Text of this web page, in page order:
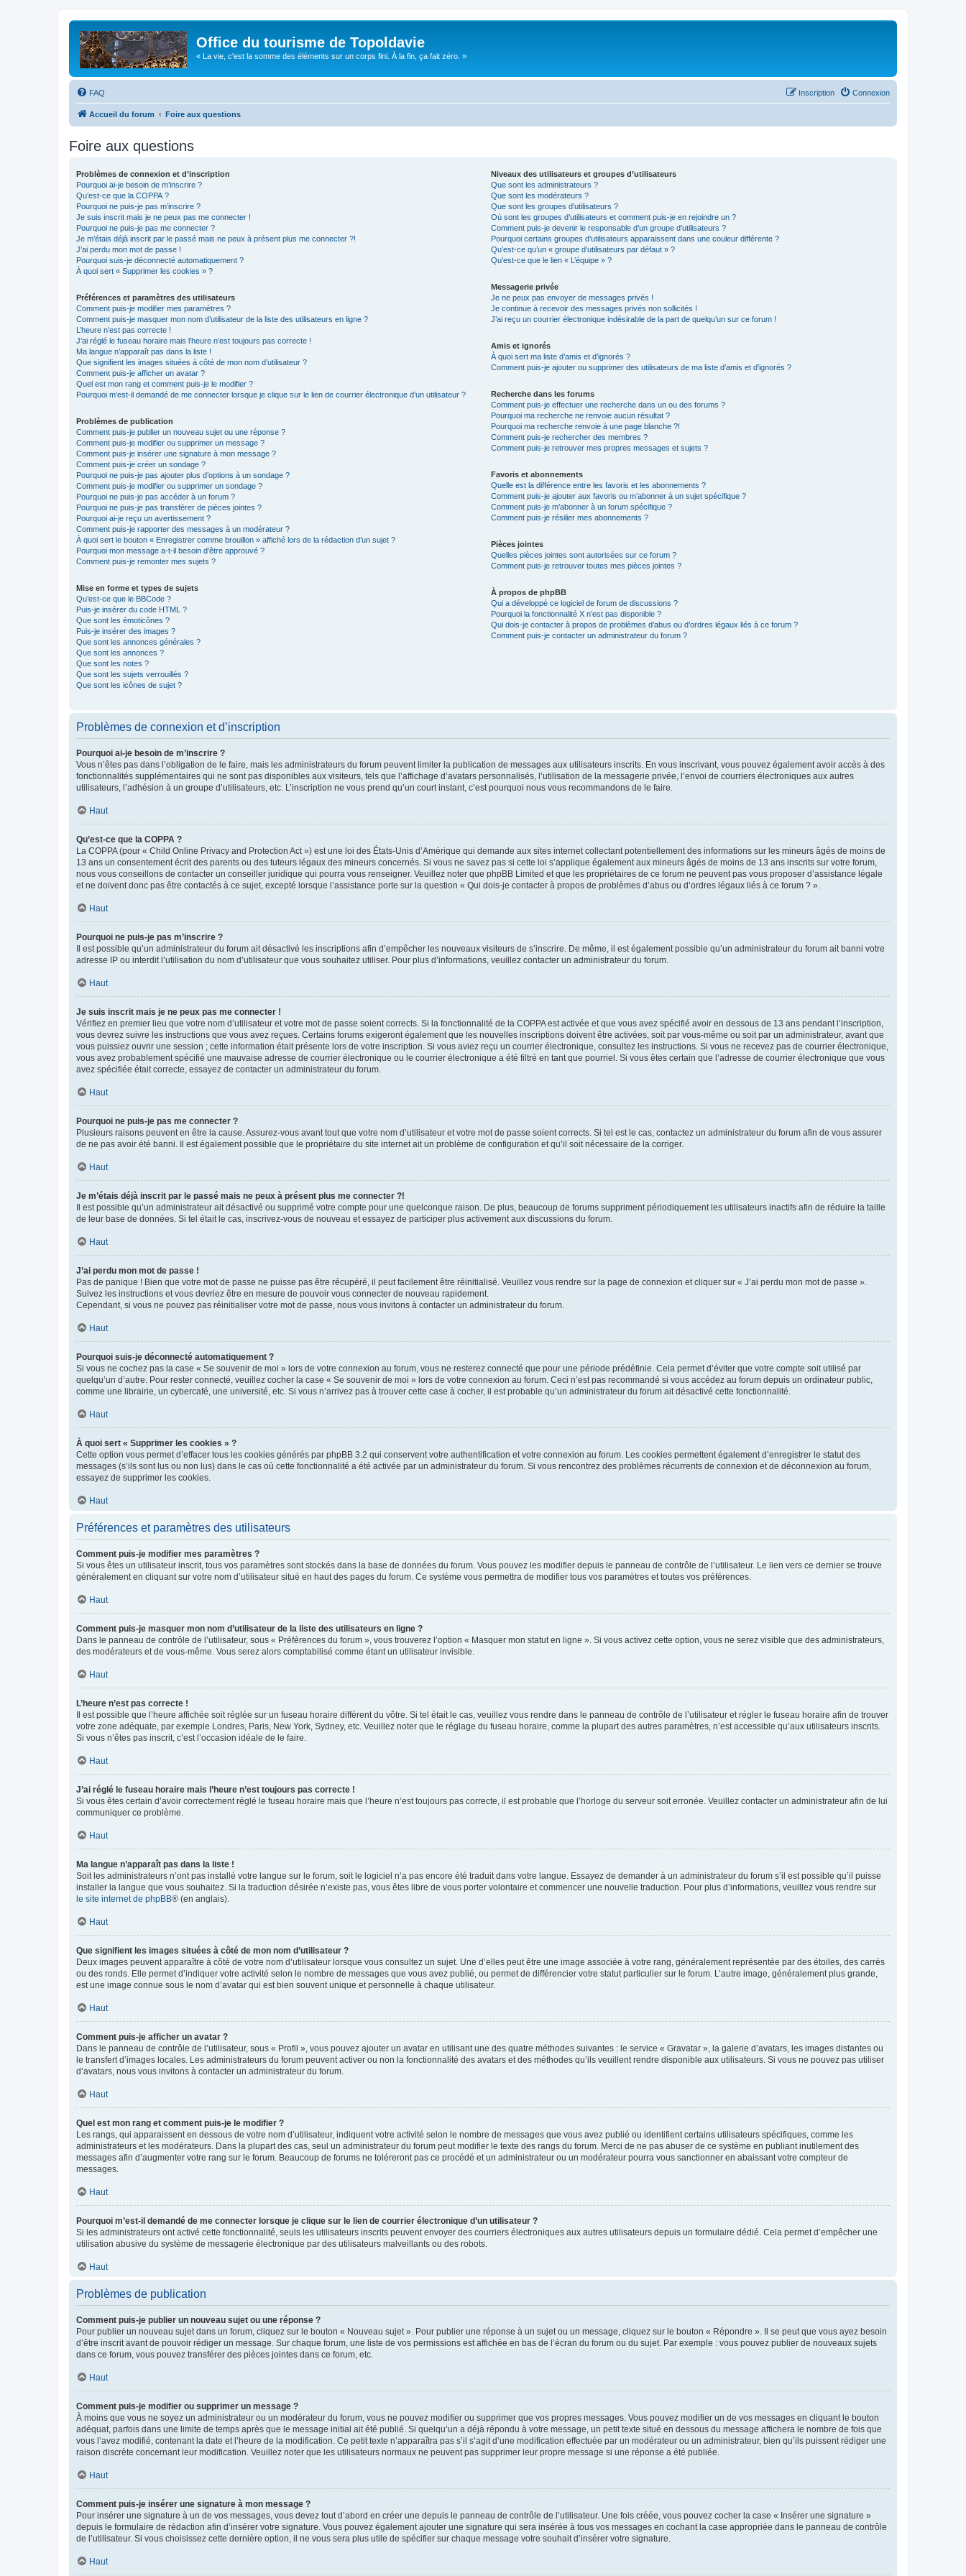
Office du tourisme de Topoldavie
« La vie, c'est la somme des éléments sur un corps fini. À la fin, ça fait zéro. »
FAQ Connexion
Inscription
Accueil du forum Foire aux questions
Foire aux questions
Problèmes de connexion et d’inscription
Pourquoi ai-je besoin de m’inscrire ?
Qu’est-ce que la COPPA ?
Pourquoi ne puis-je pas m’inscrire ?
Je suis inscrit mais je ne peux pas me connecter !
Pourquoi ne puis-je pas me connecter ?
Je m’étais déjà inscrit par le passé mais ne peux à présent plus me connecter ?!
J’ai perdu mon mot de passe !
Pourquoi suis-je déconnecté automatiquement ?
À quoi sert « Supprimer les cookies » ?
Préférences et paramètres des utilisateurs
Comment puis-je modifier mes paramètres ?
Comment puis-je masquer mon nom d’utilisateur de la liste des utilisateurs en ligne ?
L’heure n’est pas correcte !
J’ai réglé le fuseau horaire mais l’heure n’est toujours pas correcte !
Ma langue n’apparaît pas dans la liste !
Que signifient les images situées à côté de mon nom d’utilisateur ?
Comment puis-je afficher un avatar ?
Quel est mon rang et comment puis-je le modifier ?
Pourquoi m’est-il demandé de me connecter lorsque je clique sur le lien de courrier électronique d’un utilisateur ?
Problèmes de publication
Comment puis-je publier un nouveau sujet ou une réponse ?
Comment puis-je modifier ou supprimer un message ?
Comment puis-je insérer une signature à mon message ?
Comment puis-je créer un sondage ?
Pourquoi ne puis-je pas ajouter plus d’options à un sondage ?
Comment puis-je modifier ou supprimer un sondage ?
Pourquoi ne puis-je pas accéder à un forum ?
Pourquoi ne puis-je pas transférer de pièces jointes ?
Pourquoi ai-je reçu un avertissement ?
Comment puis-je rapporter des messages à un modérateur ?
À quoi sert le bouton « Enregistrer comme brouillon » affiché lors de la rédaction d’un sujet ?
Pourquoi mon message a-t-il besoin d’être approuvé ?
Comment puis-je remonter mes sujets ?
Mise en forme et types de sujets
Qu’est-ce que le BBCode ?
Puis-je insérer du code HTML ?
Que sont les émoticônes ?
Puis-je insérer des images ?
Que sont les annonces générales ?
Que sont les annonces ?
Que sont les notes ?
Que sont les sujets verrouillés ?
Que sont les icônes de sujet ?
Niveaux des utilisateurs et groupes d’utilisateurs
Que sont les administrateurs ?
Que sont les modérateurs ?
Que sont les groupes d’utilisateurs ?
Où sont les groupes d’utilisateurs et comment puis-je en rejoindre un ?
Comment puis-je devenir le responsable d’un groupe d’utilisateurs ?
Pourquoi certains groupes d’utilisateurs apparaissent dans une couleur différente ?
Qu’est-ce qu’un « groupe d’utilisateurs par défaut » ?
Qu’est-ce que le lien « L’équipe » ?
Messagerie privée
Je ne peux pas envoyer de messages privés !
Je continue à recevoir des messages privés non sollicités !
J’ai reçu un courrier électronique indésirable de la part de quelqu’un sur ce forum !
Amis et ignorés
À quoi sert ma liste d’amis et d’ignorés ?
Comment puis-je ajouter ou supprimer des utilisateurs de ma liste d’amis et d’ignorés ?
Recherche dans les forums
Comment puis-je effectuer une recherche dans un ou des forums ?
Pourquoi ma recherche ne renvoie aucun résultat ?
Pourquoi ma recherche renvoie à une page blanche ?!
Comment puis-je rechercher des membres ?
Comment puis-je retrouver mes propres messages et sujets ?
Favoris et abonnements
Quelle est la différence entre les favoris et les abonnements ?
Comment puis-je ajouter aux favoris ou m’abonner à un sujet spécifique ?
Comment puis-je m’abonner à un forum spécifique ?
Comment puis-je résilier mes abonnements ?
Pièces jointes
Quelles pièces jointes sont autorisées sur ce forum ?
Comment puis-je retrouver toutes mes pièces jointes ?
À propos de phpBB
Qui a développé ce logiciel de forum de discussions ?
Pourquoi la fonctionnalité X n’est pas disponible ?
Qui dois-je contacter à propos de problèmes d’abus ou d’ordres légaux liés à ce forum ?
Comment puis-je contacter un administrateur du forum ?
Problèmes de connexion et d’inscription
Pourquoi ai-je besoin de m’inscrire ?
Vous n’êtes pas dans l’obligation de le faire, mais les administrateurs du forum peuvent limiter la publication de messages aux utilisateurs inscrits. En vous inscrivant, vous pouvez également avoir accès à des
fonctionnalités supplémentaires qui ne sont pas disponibles aux visiteurs, tels que l’affichage d’avatars personnalisés, l’utilisation de la messagerie privée, l’envoi de courriers électroniques aux autres
utilisateurs, l’adhésion à un groupe d’utilisateurs, etc. L’inscription ne vous prend qu’un court instant, c’est pourquoi nous vous recommandons de le faire.
Haut
Qu’est-ce que la COPPA ?
La COPPA (pour « Child Online Privacy and Protection Act ») est une loi des États-Unis d’Amérique qui demande aux sites internet collectant potentiellement des informations sur les mineurs âgés de moins de
13 ans un consentement écrit des parents ou des tuteurs légaux des mineurs concernés. Si vous ne savez pas si cette loi s’applique également aux mineurs âgés de moins de 13 ans inscrits sur votre forum,
nous vous conseillons de contacter un conseiller juridique qui pourra vous renseigner. Veuillez noter que phpBB Limited et que les propriétaires de ce forum ne peuvent pas vous proposer d’assistance légale
et ne doivent donc pas être contactés à ce sujet, excepté lorsque l’assistance porte sur la question « Qui dois-je contacter à propos de problèmes d’abus ou d’ordres légaux liés à ce forum ? ».
Haut
Pourquoi ne puis-je pas m’inscrire ?
Il est possible qu’un administrateur du forum ait désactivé les inscriptions afin d’empêcher les nouveaux visiteurs de s’inscrire. De même, il est également possible qu’un administrateur du forum ait banni votre
adresse IP ou interdit l’utilisation du nom d’utilisateur que vous souhaitez utiliser. Pour plus d’informations, veuillez contacter un administrateur du forum.
Haut
Je suis inscrit mais je ne peux pas me connecter !
Vérifiez en premier lieu que votre nom d’utilisateur et votre mot de passe soient corrects. Si la fonctionnalité de la COPPA est activée et que vous avez spécifié avoir en dessous de 13 ans pendant l’inscription,
vous devrez suivre les instructions que vous avez reçues. Certains forums exigeront également que les nouvelles inscriptions doivent être activées, soit par vous-même ou soit par un administrateur, avant que
vous puissiez ouvrir une session ; cette information était présente lors de votre inscription. Si vous aviez reçu un courrier électronique, consultez les instructions. Si vous ne recevez pas de courrier électronique,
vous avez probablement spécifié une mauvaise adresse de courrier électronique ou le courrier électronique a été filtré en tant que pourriel. Si vous êtes certain que l’adresse de courrier électronique que vous
avez spécifiée était correcte, essayez de contacter un administrateur du forum.
Haut
Pourquoi ne puis-je pas me connecter ?
Plusieurs raisons peuvent en être la cause. Assurez-vous avant tout que votre nom d’utilisateur et votre mot de passe soient corrects. Si tel est le cas, contactez un administrateur du forum afin de vous assurer
de ne pas avoir été banni. Il est également possible que le propriétaire du site internet ait un problème de configuration et qu’il soit nécessaire de la corriger.
Haut
Je m’étais déjà inscrit par le passé mais ne peux à présent plus me connecter ?!
Il est possible qu’un administrateur ait désactivé ou supprimé votre compte pour une quelconque raison. De plus, beaucoup de forums suppriment périodiquement les utilisateurs inactifs afin de réduire la taille
de leur base de données. Si tel était le cas, inscrivez-vous de nouveau et essayez de participer plus activement aux discussions du forum.
Haut
J’ai perdu mon mot de passe !
Pas de panique ! Bien que votre mot de passe ne puisse pas être récupéré, il peut facilement être réinitialisé. Veuillez vous rendre sur la page de connexion et cliquer sur « J’ai perdu mon mot de passe ».
Suivez les instructions et vous devriez être en mesure de pouvoir vous connecter de nouveau rapidement.
Cependant, si vous ne pouvez pas réinitialiser votre mot de passe, nous vous invitons à contacter un administrateur du forum.
Haut
Pourquoi suis-je déconnecté automatiquement ?
Si vous ne cochez pas la case « Se souvenir de moi » lors de votre connexion au forum, vous ne resterez connecté que pour une période prédéfinie. Cela permet d’éviter que votre compte soit utilisé par
quelqu’un d’autre. Pour rester connecté, veuillez cocher la case « Se souvenir de moi » lors de votre connexion au forum. Ceci n’est pas recommandé si vous accédez au forum depuis un ordinateur public,
comme une librairie, un cybercafé, une université, etc. Si vous n’arrivez pas à trouver cette case à cocher, il est probable qu’un administrateur du forum ait désactivé cette fonctionnalité.
Haut
À quoi sert « Supprimer les cookies » ?
Cette option vous permet d’effacer tous les cookies générés par phpBB 3.2 qui conservent votre authentification et votre connexion au forum. Les cookies permettent également d’enregistrer le statut des
messages (s’ils sont lus ou non lus) dans le cas où cette fonctionnalité a été activée par un administrateur du forum. Si vous rencontrez des problèmes récurrents de connexion et de déconnexion au forum,
essayez de supprimer les cookies.
Haut
Préférences et paramètres des utilisateurs
Comment puis-je modifier mes paramètres ?
Si vous êtes un utilisateur inscrit, tous vos paramètres sont stockés dans la base de données du forum. Vous pouvez les modifier depuis le panneau de contrôle de l’utilisateur. Le lien vers ce dernier se trouve
généralement en cliquant sur votre nom d’utilisateur situé en haut des pages du forum. Ce système vous permettra de modifier tous vos paramètres et toutes vos préférences.
Haut
Comment puis-je masquer mon nom d’utilisateur de la liste des utilisateurs en ligne ?
Dans le panneau de contrôle de l’utilisateur, sous « Préférences du forum », vous trouverez l’option « Masquer mon statut en ligne ». Si vous activez cette option, vous ne serez visible que des administrateurs,
des modérateurs et de vous-même. Vous serez alors comptabilisé comme étant un utilisateur invisible.
Haut
L’heure n’est pas correcte !
Il est possible que l’heure affichée soit réglée sur un fuseau horaire différent du vôtre. Si tel était le cas, veuillez vous rendre dans le panneau de contrôle de l’utilisateur et régler le fuseau horaire afin de trouver
votre zone adéquate, par exemple Londres, Paris, New York, Sydney, etc. Veuillez noter que le réglage du fuseau horaire, comme la plupart des autres paramètres, n’est accessible qu’aux utilisateurs inscrits.
Si vous n’êtes pas inscrit, c’est l’occasion idéale de le faire.
Haut
J’ai réglé le fuseau horaire mais l’heure n’est toujours pas correcte !
Si vous êtes certain d’avoir correctement réglé le fuseau horaire mais que l’heure n’est toujours pas correcte, il est probable que l’horloge du serveur soit erronée. Veuillez contacter un administrateur afin de lui
communiquer ce problème.
Haut
Ma langue n’apparaît pas dans la liste !
Soit les administrateurs n’ont pas installé votre langue sur le forum, soit le logiciel n’a pas encore été traduit dans votre langue. Essayez de demander à un administrateur du forum s’il est possible qu’il puisse
installer la langue que vous souhaitez. Si la traduction désirée n’existe pas, vous êtes libre de vous porter volontaire et commencer une nouvelle traduction. Pour plus d’informations, veuillez vous rendre sur
le site internet de phpBB® (en anglais).
Haut
Que signifient les images situées à côté de mon nom d’utilisateur ?
Deux images peuvent apparaître à côté de votre nom d’utilisateur lorsque vous consultez un sujet. Une d’elles peut être une image associée à votre rang, généralement représentée par des étoiles, des carrés
ou des ronds. Elle permet d’indiquer votre activité selon le nombre de messages que vous avez publié, ou permet de différencier votre statut particulier sur le forum. L’autre image, généralement plus grande,
est une image connue sous le nom d’avatar qui est bien souvent unique et personnelle à chaque utilisateur.
Haut
Comment puis-je afficher un avatar ?
Dans le panneau de contrôle de l’utilisateur, sous « Profil », vous pouvez ajouter un avatar en utilisant une des quatre méthodes suivantes : le service « Gravatar », la galerie d’avatars, les images distantes ou
le transfert d’images locales. Les administrateurs du forum peuvent activer ou non la fonctionnalité des avatars et des méthodes qu’ils veuillent rendre disponible aux utilisateurs. Si vous ne pouvez pas utiliser
d’avatars, nous vous invitons à contacter un administrateur du forum.
Haut
Quel est mon rang et comment puis-je le modifier ?
Les rangs, qui apparaissent en dessous de votre nom d’utilisateur, indiquent votre activité selon le nombre de messages que vous avez publié ou identifient certains utilisateurs spécifiques, comme les
administrateurs et les modérateurs. Dans la plupart des cas, seul un administrateur du forum peut modifier le texte des rangs du forum. Merci de ne pas abuser de ce système en publiant inutilement des
messages afin d’augmenter votre rang sur le forum. Beaucoup de forums ne toléreront pas ce procédé et un administrateur ou un modérateur pourra vous sanctionner en abaissant votre compteur de
messages.
Haut
Pourquoi m’est-il demandé de me connecter lorsque je clique sur le lien de courrier électronique d’un utilisateur ?
Si les administrateurs ont activé cette fonctionnalité, seuls les utilisateurs inscrits peuvent envoyer des courriers électroniques aux autres utilisateurs depuis un formulaire dédié. Cela permet d’empêcher une
utilisation abusive du système de messagerie électronique par des utilisateurs malveillants ou des robots.
Haut
Problèmes de publication
Comment puis-je publier un nouveau sujet ou une réponse ?
Pour publier un nouveau sujet dans un forum, cliquez sur le bouton « Nouveau sujet ». Pour publier une réponse à un sujet ou un message, cliquez sur le bouton « Répondre ». Il se peut que vous ayez besoin
d’être inscrit avant de pouvoir rédiger un message. Sur chaque forum, une liste de vos permissions est affichée en bas de l’écran du forum ou du sujet. Par exemple : vous pouvez publier de nouveaux sujets
dans ce forum, vous pouvez transférer des pièces jointes dans ce forum, etc.
Haut
Comment puis-je modifier ou supprimer un message ?
À moins que vous ne soyez un administrateur ou un modérateur du forum, vous ne pouvez modifier ou supprimer que vos propres messages. Vous pouvez modifier un de vos messages en cliquant le bouton
adéquat, parfois dans une limite de temps après que le message initial ait été publié. Si quelqu’un a déjà répondu à votre message, un petit texte situé en dessous du message affichera le nombre de fois que
vous l’avez modifié, contenant la date et l’heure de la modification. Ce petit texte n’apparaîtra pas s’il s’agit d’une modification effectuée par un modérateur ou un administrateur, bien qu’ils puissent rédiger une
raison discrète concernant leur modification. Veuillez noter que les utilisateurs normaux ne peuvent pas supprimer leur propre message si une réponse a été publiée.
Haut
Comment puis-je insérer une signature à mon message ?
Pour insérer une signature à un de vos messages, vous devez tout d’abord en créer une depuis le panneau de contrôle de l’utilisateur. Une fois créée, vous pouvez cocher la case « Insérer une signature »
depuis le formulaire de rédaction afin d’insérer votre signature. Vous pouvez également ajouter une signature qui sera insérée à tous vos messages en cochant la case appropriée dans le panneau de contrôle
de l’utilisateur. Si vous choisissez cette dernière option, il ne vous sera plus utile de spécifier sur chaque message votre souhait d’insérer votre signature.
Haut